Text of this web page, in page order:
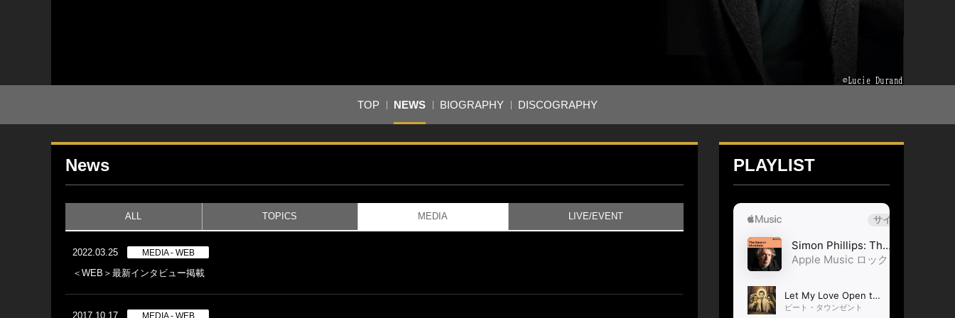
TOP NEWS BIOGRAPHY DISCOGRAPHY
News
ALL TOPICS MEDIA LIVE/EVENT
2022.03.25 MEDIA - WEB
＜WEB＞最新インタビュー掲載
2017.10.17
PLAYLIST